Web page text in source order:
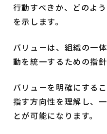
行動すべきか、どのよ
を示します。
バリューは、組織の一
動を統一するための指針
バリューを明確にする
指す方向性を理解し、
とが可能になります。